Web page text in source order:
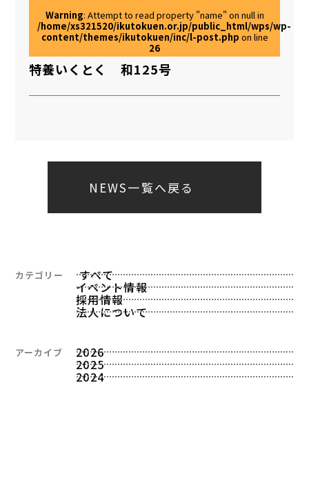
カテゴリー すべて
イベント情報
採用情報
法人について
アーカイブ 2026
2025
2024
Warning: Attempt to read property "name" on null in
/home/xs321520/ikutokuen.or.jp/public_html/wps/wp-
content/themes/ikutokuen/inc/l-post.php on line
26
特養いくとく 和125号
NEWS一覧へ戻る